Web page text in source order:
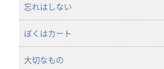
忘れはしない
ぼくはカート
大切なもの